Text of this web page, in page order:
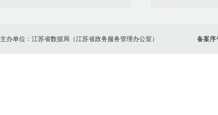
主办单位：江苏省数据局（江苏省政务服务管理办公室） 备案序